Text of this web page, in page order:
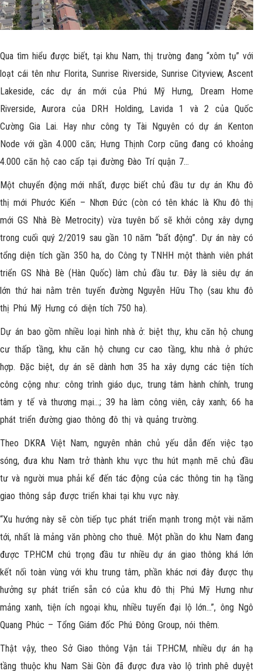
Qua tìm hiểu được biết, tại khu Nam, thị trường đang “xôm tụ” với
loạt cái tên như Florita, Sunrise Riverside, Sunrise Cityview, Ascent
Lakeside, các dự án mới của Phú Mỹ Hưng, Dream Home
Riverside, Aurora của DRH Holding, Lavida 1 và 2 của Quốc
Cường Gia Lai. Hay như công ty Tài Nguyên có dự án Kenton
Node với gần 4.000 căn; Hưng Thịnh Corp cũng đang có khoảng
4.000 căn hộ cao cấp tại đường Đào Trí quận 7…
Một chuyển động mới nhất, được biết chủ đầu tư dự án Khu đô
thị mới Phước Kiển – Nhơn Đức (còn có tên khác là Khu đô thị
mới GS Nhà Bè Metrocity) vừa tuyên bố sẽ khởi công xây dựng
trong cuối quý 2/2019 sau gần 10 năm “bất động”. Dự án này có
tổng diện tích gần 350 ha, do Công ty TNHH một thành viên phát
triển GS Nhà Bè (Hàn Quốc) làm chủ đầu tư. Đây là siêu dự án
lớn thứ hai nằm trên tuyến đường Nguyễn Hữu Thọ (sau khu đô
thị Phú Mỹ Hưng có diện tích 750 ha).
Dự án bao gồm nhiều loại hình nhà ở: biệt thự, khu căn hộ chung
cư thấp tầng, khu căn hộ chung cư cao tầng, khu nhà ở phức
hợp. Đặc biệt, dự án sẽ dành hơn 35 ha xây dựng các tiện tích
công cộng như: công trình giáo dục, trung tâm hành chính, trung
tâm y tế và thương mại…; 39 ha làm công viên, cây xanh; 66 ha
phát triển đường giao thông đô thị và quảng trường.
Theo DKRA Việt Nam, nguyên nhân chủ yếu dẫn đến việc tạo
sóng, đưa khu Nam trở thành khu vực thu hút mạnh mẽ chủ đầu
tư và người mua phải kể đến tác động của các thông tin hạ tầng
giao thông sắp được triển khai tại khu vực này.
“Xu hướng này sẽ còn tiếp tục phát triển mạnh trong một vài năm
tới, nhất là mảng văn phòng cho thuê. Một phần do khu Nam đang
được TP.HCM chú trọng đầu tư nhiều dự án giao thông khá lớn
kết nối toàn vùng với khu trung tâm, phần khác nơi đây được thụ
hưởng sự phát triển sẵn có của khu đô thị Phú Mỹ Hưng như
mảng xanh, tiện ích ngoại khu, nhiều tuyến đại lộ lớn…”, ông Ngô
Quang Phúc – Tổng Giám đốc Phú Đông Group, nói thêm.
Thật vậy, theo Sở Giao thông Vận tải TP.HCM, nhiều dự án hạ
tầng thuộc khu Nam Sài Gòn đã được đưa vào lộ trình phê duyệt